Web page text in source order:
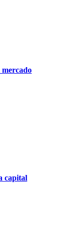
mercado
capital